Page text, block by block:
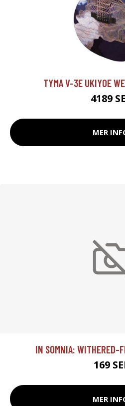
TYMA V-3E UKIYOE
4189
MER
IN SOMNIA: WITHERED-
169
MER